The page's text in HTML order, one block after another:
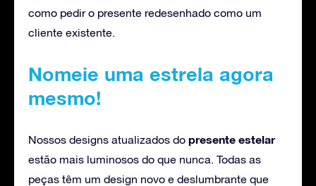
como pedir o presente redesenhado como um
cliente existente.
Nomeie uma estrela agora
mesmo!
Nossos designs atualizados do presente estelar
estão mais luminosos do que nunca. Todas as
peças têm um design novo e deslumbrante que